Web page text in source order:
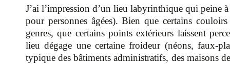
J’ai l’impression d’un lieu labyrinthique qui peine
pour personnes âgées). Bien que certains
genres, que certains points extérieurs laissent
lieu dégage une certaine froideur (néons, faux-
typique des bâtiments administratifs, des maisons